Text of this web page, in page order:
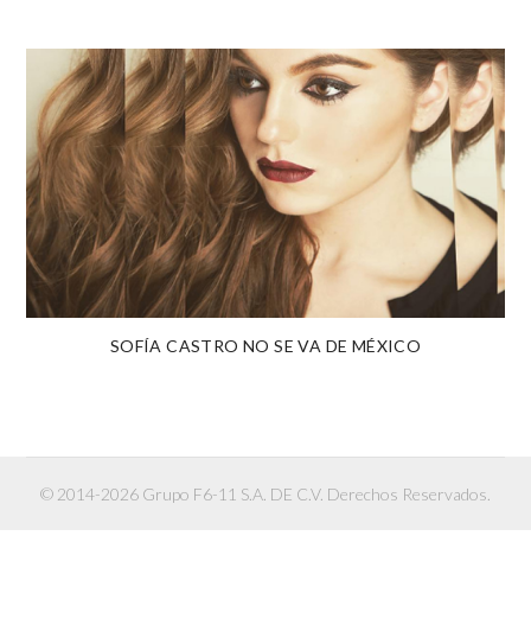
SOFÍA CASTRO NO SE VA DE MÉXICO
© 2014-2026 Grupo F6-11 S.A. DE C.V. Derechos Reservados.